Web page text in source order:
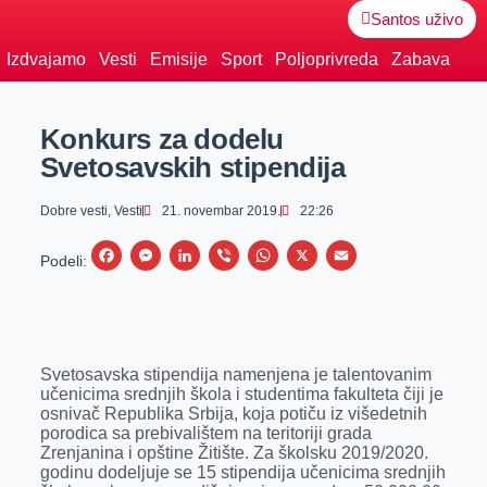
Santos uživo
Izdvajamo Vesti Emisije Sport Poljoprivreda Zabava
Konkurs za dodelu
Svetosavskih stipendija
Dobre vesti, Vesti 21. novembar 2019. 22:26
Podeli:
F
b
o
o
k
M
e
n
g
e
L
e
d
I
n
V
r
W
s
A
p
p
X
E
l
Svetosavska stipendija namenjena je talentovanim
učenicima srednjih škola i studentima fakulteta čiji je
osnivač Republika Srbija, koja potiču iz višedetnih
porodica sa prebivalištem na teritoriji grada
Zrenjanina i opštine Žitište. Za školsku 2019/2020.
godinu dodeljuje se 15 stipendija učenicima srednjih